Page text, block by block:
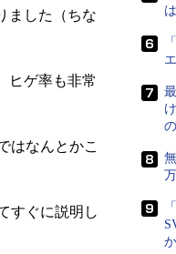
ました（ちな
ヒゲ率も非常
はなんとかこ
すぐに説明し
か